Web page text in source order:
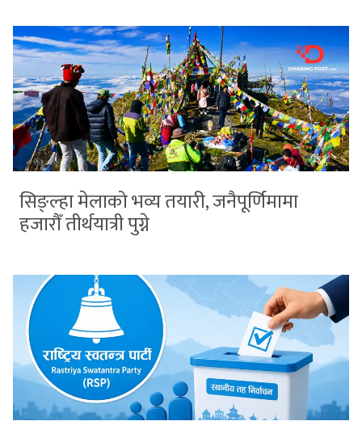
सिङ्ल्हा मेलाको भव्य तयारी, जनैपूर्णिमामा
हजारौँ तीर्थयात्री पुग्ने